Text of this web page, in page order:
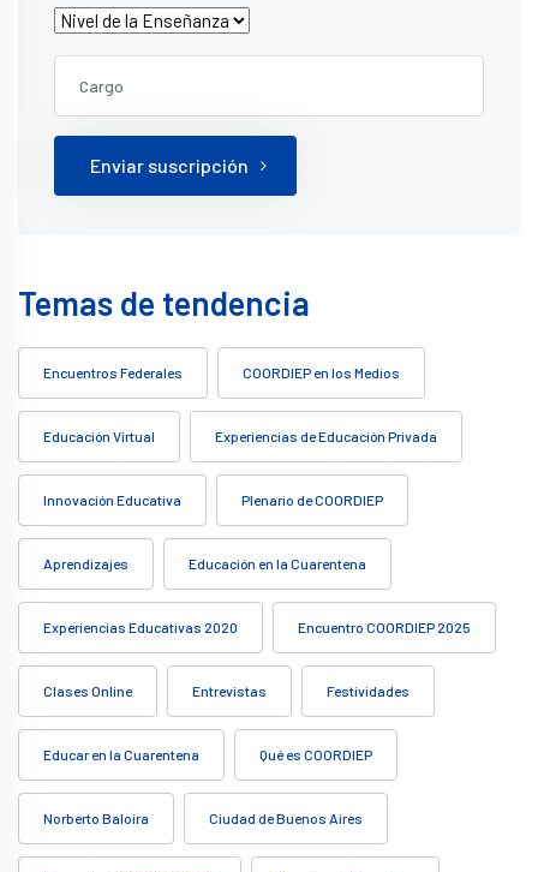
Enviar suscripción
Temas de tendencia
Encuentros Federales COORDIEP en los Medios
Educación Virtual Experiencias de Educación Privada
Innovación Educativa Plenario de COORDIEP
Aprendizajes Educación en la Cuarentena
Experiencias Educativas 2020 Encuentro COORDIEP 2025
Clases Online Entrevistas Festividades
Educar en la Cuarentena Qué es COORDIEP
Norberto Baloira Ciudad de Buenos Aires